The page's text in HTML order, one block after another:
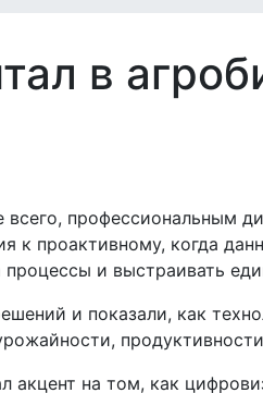
в
профессиональным
к проактивному, когда
и выстраивать
и показали, как
на том, как